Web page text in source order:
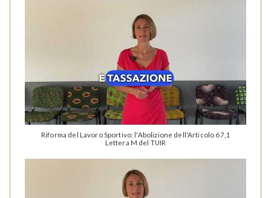
Riforma del Lavoro Sportivo: l'Abolizione dell'Articolo 67,1
Lettera M del TUIR